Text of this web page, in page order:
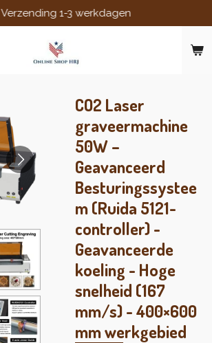
Verzending 1-3 werkdagen
CO2 Laser
graveermachine
50W –
Geavanceerd
Besturingssystee
m (Ruida 5121-
controller) -
Geavanceerde
koeling - Hoge
snelheid (167
mm/s) - 400×600
mm werkgebied